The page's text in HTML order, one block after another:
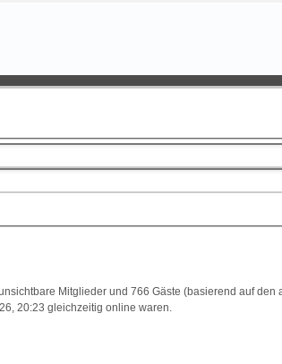
Mitglieder und 766 Gäste (basierend auf
20:23 gleichzeitig online waren.